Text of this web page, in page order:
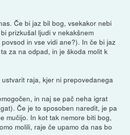
Če bi jaz bil bog, vsekakor nebi
prizkušal ljudi v nekakšnem
in vse vidi ane?). In če bi jaz
za na odpad, in je škoda molit k
raja, kjer ni prepovedanega
in naj se pač neha igrat
Če je to sposoben naredit, je pa
mučijo. In kot tak nemore biti bog,
molili, raje če upamo da nas bo